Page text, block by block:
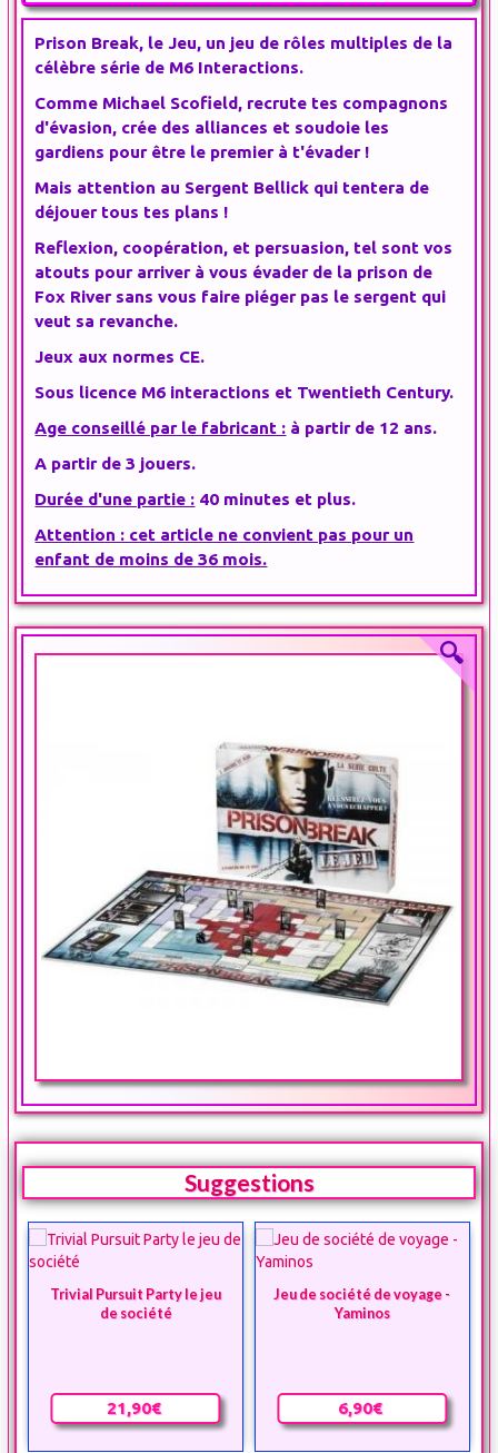
Prison Break, le Jeu, un jeu de rôles multiples de la
célèbre série de M6 Interactions.
Comme Michael Scofield, recrute tes compagnons
d'évasion, crée des alliances et soudoie les
gardiens pour être le premier à t'évader !
Mais attention au Sergent Bellick qui tentera de
déjouer tous tes plans !
Reflexion, coopération, et persuasion, tel sont vos
atouts pour arriver à vous évader de la prison de
Fox River sans vous faire piéger pas le sergent qui
veut sa revanche.
Jeux aux normes CE.
Sous licence M6 interactions et Twentieth Century.
Age conseillé par le fabricant : à partir de 12 ans.
A partir de 3 jouers.
Durée d'une partie : 40 minutes et plus.
Attention : cet article ne convient pas pour un
enfant de moins de 36 mois.
Suggestions
Trivial Pursuit Party le jeu
de société
21,90€
Jeu de société de voyage -
Yaminos
6,90€